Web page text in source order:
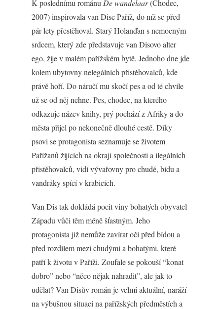
K poslednímu románu De wandelaar(Chodec,
2007) inspirovala van Dise Paříž, do níž se před
pár lety přestěhoval. Starý Holanďan s nemocným
srdcem, který zde představuje van Disovo alter
ego, žije v malém pařížském bytě. Jednoho dne jde
kolem ubytovny nelegálních přistěhovalců, kde
právě hoří. Do náručí mu skočí pes a od té chvíle
už se od něj nehne. Pes, chodec, na kterého
odkazuje název knihy, prý pochází z Afriky a do
města přijel po nekonečně dlouhé cestě. Díky
psovi se protagonista seznamuje se životem
Pařížanů žijících na okraji společnosti a ilegálních
přistěhovalců, vidí vývařovny pro chudé, bídu a
vandráky spící v krabicích.
Van Dis tak dokládá pocit viny bohatých obyvatel
Západu vůči těm méně šťastným. Jeho
protagonista již nemůže zavírat oči před bídou a
před rozdílem mezi chudými a bohatými, které
patří k životu v Paříži. Zoufale se pokouší “konat
dobro” nebo “něco nějak nahradit”, ale jak to
udělat? Van Disův román je velmi aktuální, naráží
na výbušnou situaci na pařížských předměstích a